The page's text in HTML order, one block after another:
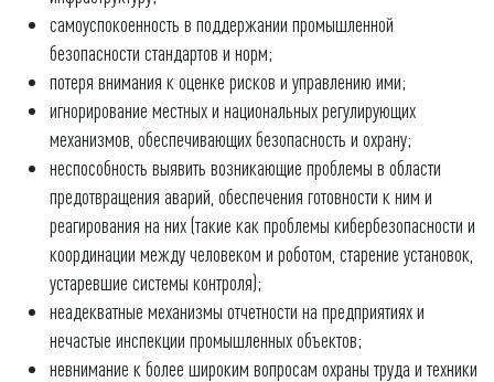
самоуспокоенность в поддержании промышленной
безопасности стандартов и норм;
потеря внимания к оценке рисков и управлению ими;
игнорирование местных и национальных регулирующих
механизмов, обеспечивающих безопасность и охрану;
неспособность выявить возникающие проблемы в области
предотвращения аварий, обеспечения готовности к ним и
реагирования на них (такие как проблемы кибербезопасности и
координации между человеком и роботом, старение установок,
устаревшие системы контроля);
неадекватные механизмы отчетности на предприятиях и
нечастые инспекции промышленных объектов;
невнимание к более широким вопросам охраны труда и техники